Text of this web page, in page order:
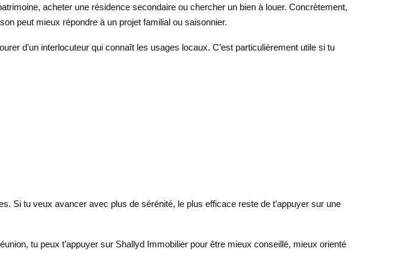
acheter une résidence secondaire ou chercher un bien à louer. Concrètement,
peut mieux répondre à un projet familial ou saisonnier.
d’un interlocuteur qui connaît les usages locaux. C’est particulièrement utile si tu
Si tu veux avancer avec plus de sérénité, le plus efficace reste de t’appuyer sur une
tu peux t’appuyer sur Shallyd Immobilier pour être mieux conseillé, mieux orienté